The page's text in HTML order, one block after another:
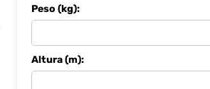
Peso (kg):
Altura (m):